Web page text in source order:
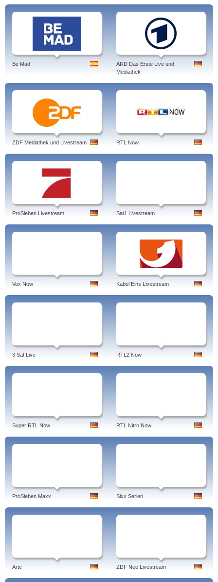
Be Mad
ARD Das Erste Live und
Mediathek
ZDF Mediathek und Livestream RTL Now
ProSieben Livestream Sat1 Livestream
Vox Now Kabel Eins Livestream
3 Sat Live RTL2 Now
Super RTL Now RTL Nitro Now
ProSieben Maxx Sixx Serien
Arte ZDF Neo Livestream